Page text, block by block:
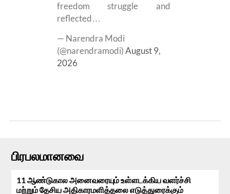
freedom struggle and
reflected…
— Narendra Modi
(@narendramodi)August 9,
2026
பிரபலமானவை
11 ஆண்டுகால அனைவரையும் உள்ளடக்கிய வளர்ச்சி
மற்றும் தேசிய அதிகாரமளித்தலை எடுத்துரைக்கும்